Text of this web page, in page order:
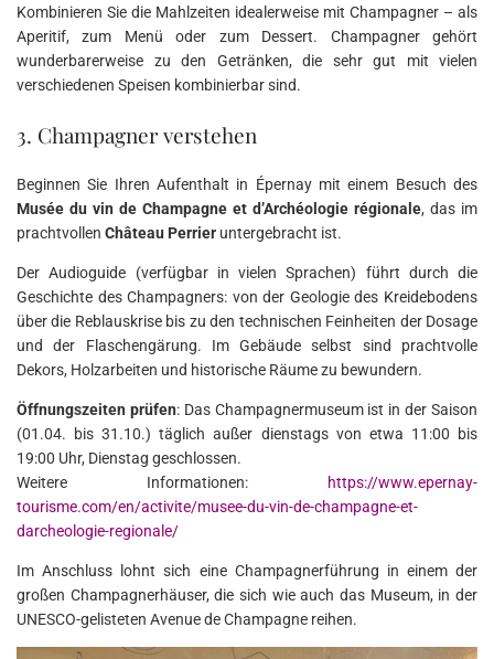
Kombinieren Sie die Mahlzeiten idealerweise mit Champagner – als
Aperitif, zum Menü oder zum Dessert. Champagner gehört
wunderbarerweise zu den Getränken, die sehr gut mit vielen
verschiedenen Speisen kombinierbar sind.
3. Champagner verstehen
Beginnen Sie Ihren Aufenthalt in Épernay mit einem Besuch des
Musée du vin de Champagne et d’Archéologie régionale, das im
prachtvollen Château Perrier untergebracht ist.
Der Audioguide (verfügbar in vielen Sprachen) führt durch die
Geschichte des Champagners: von der Geologie des Kreidebodens
über die Reblauskrise bis zu den technischen Feinheiten der Dosage
und der Flaschengärung. Im Gebäude selbst sind prachtvolle
Dekors, Holzarbeiten und historische Räume zu bewundern.
Öffnungszeiten prüfen: Das Champagnermuseum ist in der Saison
(01.04. bis 31.10.) täglich außer dienstags von etwa 11:00 bis
19:00 Uhr, Dienstag geschlossen.
Weitere Informationen:
https://www.epernay-
tourisme.com/en/activite/musee-du-vin-de-champagne-et-
darcheologie-regionale/
Im Anschluss lohnt sich eine Champagnerführung in einem der
großen Champagnerhäuser, die sich wie auch das Museum, in der
UNESCO-gelisteten Avenue de Champagne reihen.